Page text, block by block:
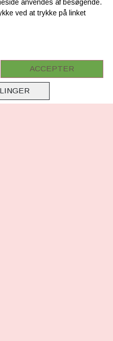
anvendes af besøgende.
ved at trykke på linket
ACCEPTER